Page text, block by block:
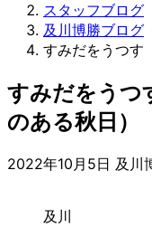
スタッフブログ
及川博勝ブログ
すみだをうつす
すみだをうつ
のある秋日）
2022年10月5日 及川
及川